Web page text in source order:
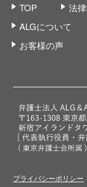
TOP 法
ALGについて
お客様の声
プライバシーポリシー